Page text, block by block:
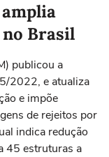
no Brasil
publicou a
2022, e atualiza
e impõe
de rejeitos por
indica redução
45 estruturas a